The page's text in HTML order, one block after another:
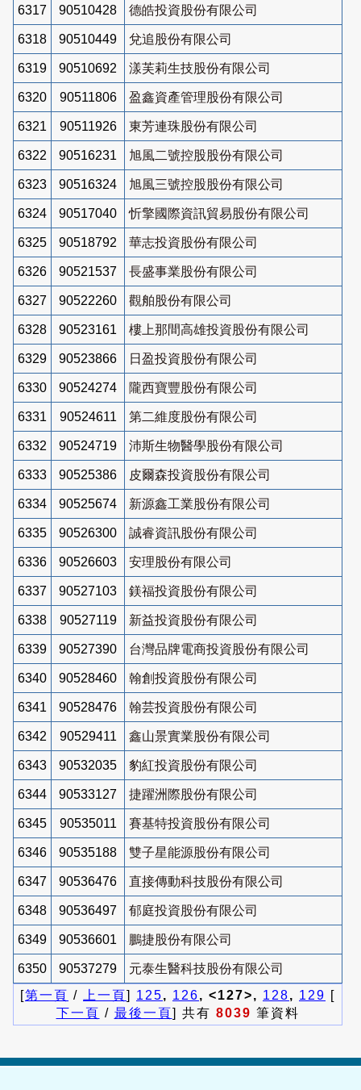
6317 90510428 德皓投資股份有限公司
6318 90510449 兌追股份有限公司
6319 90510692 漾芙莉生技股份有限公司
6320 90511806 盈鑫資產管理股份有限公司
6321 90511926 東芳連珠股份有限公司
6322 90516231 旭風二號控股股份有限公司
6323 90516324 旭風三號控股股份有限公司
6324 90517040 忻擎國際資訊貿易股份有限公司
6325 90518792 華志投資股份有限公司
6326 90521537 長盛事業股份有限公司
6327 90522260 觀舶股份有限公司
6328 90523161 樓上那間高雄投資股份有限公司
6329 90523866 日盈投資股份有限公司
6330 90524274 隴西寶豐股份有限公司
6331 90524611 第二維度股份有限公司
6332 90524719 沛斯生物醫學股份有限公司
6333 90525386 皮爾森投資股份有限公司
6334 90525674 新源鑫工業股份有限公司
6335 90526300 誠睿資訊股份有限公司
6336 90526603 安理股份有限公司
6337 90527103 鎂福投資股份有限公司
6338 90527119 新益投資股份有限公司
6339 90527390 台灣品牌電商投資股份有限公司
6340 90528460 翰創投資股份有限公司
6341 90528476 翰芸投資股份有限公司
6342 90529411 鑫山景實業股份有限公司
6343 90532035 豹紅投資股份有限公司
6344 90533127 捷躍洲際股份有限公司
6345 90535011 賽基特投資股份有限公司
6346 90535188 雙子星能源股份有限公司
6347 90536476 直接傳動科技股份有限公司
6348 90536497 郁庭投資股份有限公司
6349 90536601 鵬捷股份有限公司
6350 90537279
元泰生醫科技股份有限公司
[第一頁 / 上一頁] 125, 126, <127>, 128, 129 [
下一頁 / 最後一頁] 共有 8039 筆資料